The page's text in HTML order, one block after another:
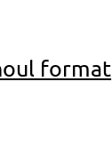
format